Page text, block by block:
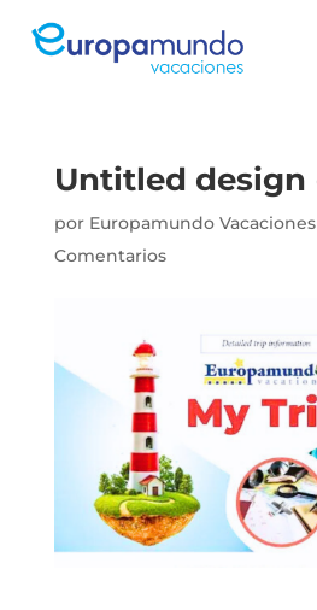
Untitled design
por Europamundo Vacaciones
Comentarios